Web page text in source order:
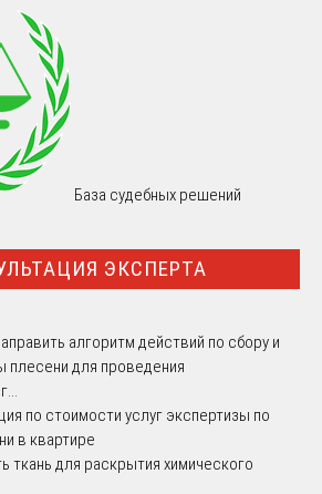
База судебных решений
ЭКСПЕРТА
алгоритм действий по сбору и
плесени для проведения
по стоимости услуг экспертизы по
в квартире
ткань для раскрытия химического